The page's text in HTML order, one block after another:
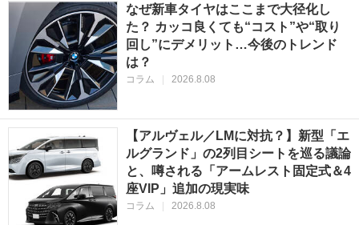
なぜ新車タイヤはここまで大径化し
た？ カッコ良くても“コスト”や“取り
回し”にデメリット…今後のトレンド
は？
コラム 2026.8.08
【アルヴェル／LMに対抗？】新型「エ
ルグランド」の2列目シートを巡る議論
と、噂される「アームレスト固定式＆4
座VIP」追加の現実味
コラム 2026.8.08